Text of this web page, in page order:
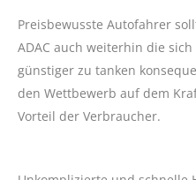
Preisbewusste Autofahrer
ADAC auch weiterhin die
günstiger zu tanken
den Wettbewerb auf dem
Vorteil der Verbraucher.